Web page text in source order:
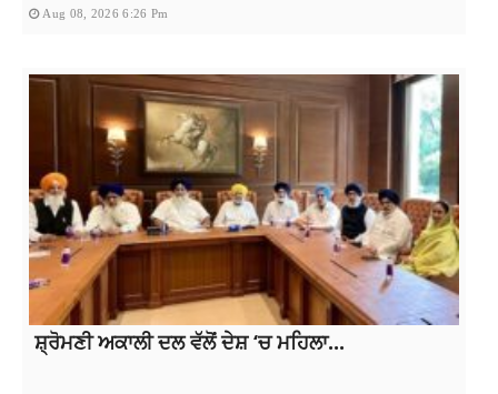
Aug 08, 2026 6:26 Pm
ਸ਼੍ਰੋਮਣੀ ਅਕਾਲੀ ਦਲ ਵੱਲੋਂ ਦੇਸ਼ ‘ਚ ਮਹਿਲਾ...